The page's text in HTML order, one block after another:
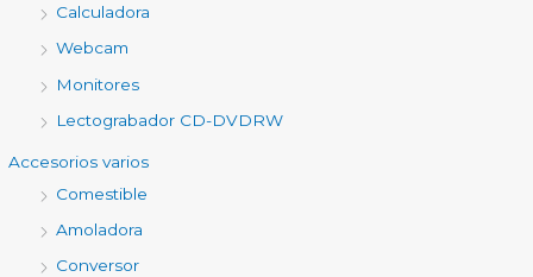
Calculadora
Webcam
Monitores
Lectograbador CD-DVDRW
Accesorios varios
Comestible
Amoladora
Conversor